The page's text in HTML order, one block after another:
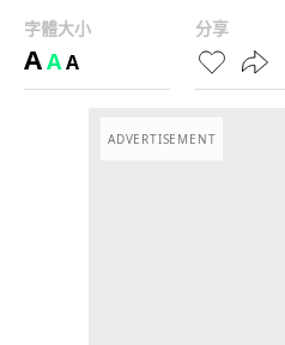
字體大小
AAA
分享
ADVERTISEMENT